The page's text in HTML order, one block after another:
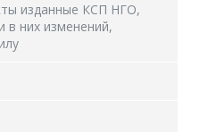
изданные КСП НГО,
в них изменений,